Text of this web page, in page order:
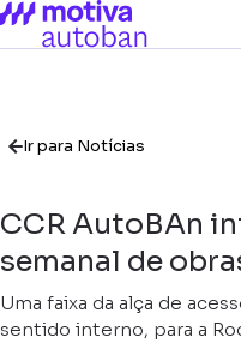
Ir para Notícias
CCR AutoBAn
semanal de
Uma faixa da alça de
sentido interno, para a